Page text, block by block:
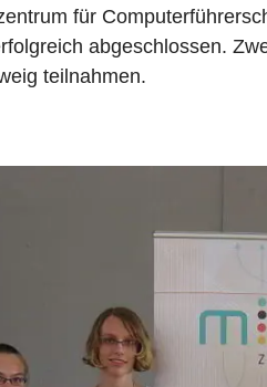
für
abgeschlossen.
teilnahmen.